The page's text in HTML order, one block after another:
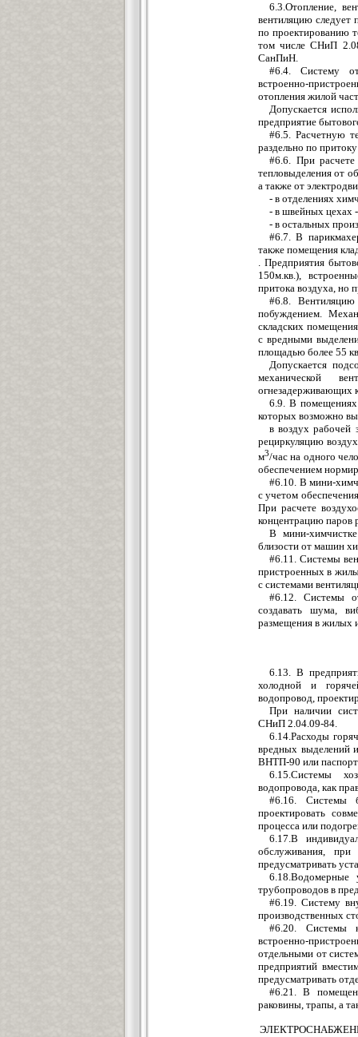
6.3.Отопление,
вентиляцию следует
по проектированию
том числе СНиП
СанПиН.
#6.4. Систему
встроенно-
отопления жилой
Допускается
предприятие
#6.5. Расчетную
раздельно по
#6.6. При расчете
тепловыделения от
а также от
- в отделениях
- в швейных цехах
- в остальных
#6.7. В
также помещения
. Предприятия
150м.кв.),
притока воздуха, но
#6.8. Вентиляцию
побуждением.
складских
с вредными
площадью более 55
Допускается
механической
огнезадерживающих
6.9. В помещениях
которых возможно
в воздух рабочей
рециркуляцию
м3/час на одного
обеспечением
#6.10. В мини-
с учетом
При расчете
концентрацию паров
В мини-
близости от машин
#6.11. Системы
пристроенных в
с системами
#6.12. Системы
создавать шума,
размещения в жилых
6.13. В
холодной и
водопровод,
При наличии
СНиП 2.04.09-84.
6.14.Расходы
вредных выделений
ВНТП-90 или
6.15.Системы
водопровода, как
#6.16. Системы
проектировать
процесса или
6.17.В
обслуживания, при
предусматривать
6.18.Водомерные
трубопроводов в
#6.19. Систему
производственных
#6.20. Системы
встроенно-
отдельными от
предприятий
предусматривать
#6.21. В
раковины, трапы, а